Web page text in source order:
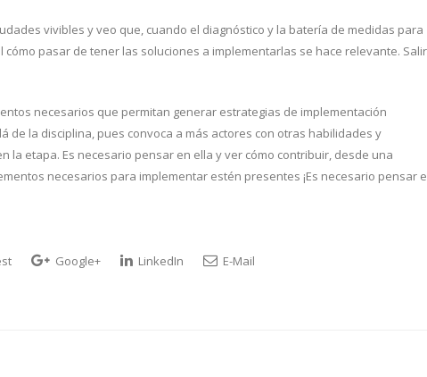
vivibles y veo que, cuando el diagnóstico y la batería de medidas para
pasar de tener las soluciones a implementarlas se hace relevante. Salir
necesarios que permitan generar estrategias de implementación
de la disciplina, pues convoca a más actores con otras habilidades y
la etapa. Es necesario pensar en ella y ver cómo contribuir, desde una
necesarios para implementar estén presentes ¡Es necesario pensar
Google+ LinkedIn E-Mail